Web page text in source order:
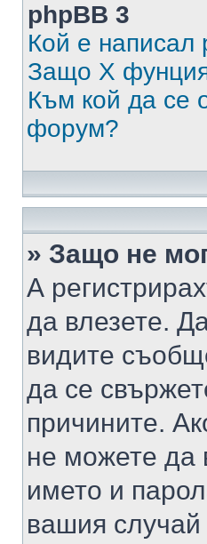
phpBB 3
Кой е написал
Защо X
Към кой да се
форум?
» Защо не
А
да влезете.
видите
да се
причините.
не можете да
името и
вашия случай